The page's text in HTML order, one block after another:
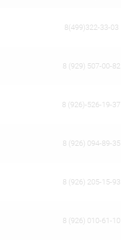
8(499)322-33-03
8 (929) 507-00-82
8 (926)-526-19-37
8 (926) 094-89-35
8 (926) 205-15-93
8 (926) 010-61-10